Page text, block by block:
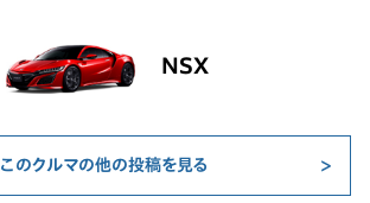
NSX
このクルマの他の投稿を見る